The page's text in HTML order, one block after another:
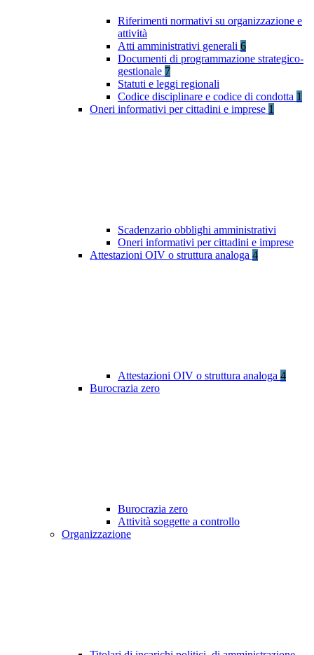
Riferimenti normativi su organizzazione e
attività
Atti amministrativi generali 6
Documenti di programmazione strategico-
gestionale 7
Statuti e leggi regionali
Codice disciplinare e codice di condotta 1
Oneri informativi per cittadini e imprese 1
Scadenzario obblighi amministrativi
Oneri informativi per cittadini e imprese
Attestazioni OIV o struttura analoga 4
Attestazioni OIV o struttura analoga 4
Burocrazia zero
Burocrazia zero
Attività soggette a controllo
Organizzazione